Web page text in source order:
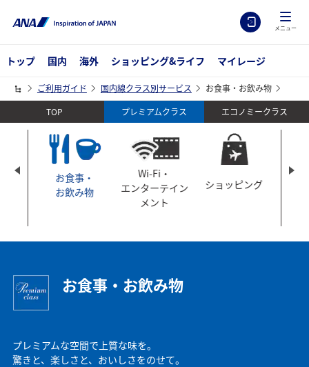
メニュー
トップ 国内 海外 ショッピング&ライフ マイレージ
ご利用ガイド 国内線クラス別サービス
お食事・お飲み物
TOP
プレミアムクラス エコノミークラス
お食事・
お飲み物
Wi-Fi・
エンターテイン
メント
ショッピング
お食事・お飲み物
プレミアムな空間で上質な味を。
驚きと、楽しさと、おいしさをのせて。